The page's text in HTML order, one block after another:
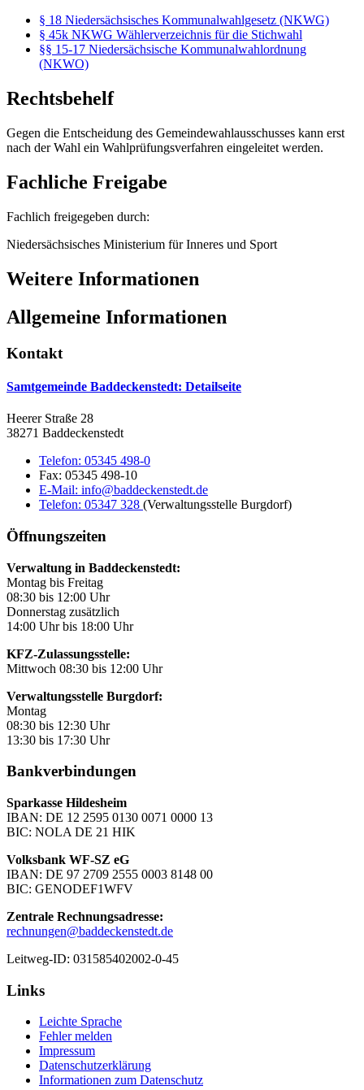
§ 18 Niedersächsisches Kommunalwahlgesetz (NKWG)
§ 45k NKWG Wählerverzeichnis für die Stichwahl
§§ 15-17 Niedersächsische Kommunalwahlordnung
(NKWO)
Rechtsbehelf
Gegen die Entscheidung des Gemeindewahlausschusses kann erst
nach der Wahl ein Wahlprüfungsverfahren eingeleitet werden.
Fachliche Freigabe
Fachlich freigegeben durch:
Niedersächsisches Ministerium für Inneres und Sport
Weitere Informationen
Allgemeine Informationen
Kontakt
Samtgemeinde Baddeckenstedt: Detailseite
Heerer Straße 28
38271 Baddeckenstedt
Telefon: 05345 498-0
Fax: 05345 498-10
E-Mail: info@baddeckenstedt.de
Telefon: 05347 328 (Verwaltungsstelle Burgdorf)
Öffnungszeiten
Verwaltung in Baddeckenstedt:
Montag bis Freitag
08:30 bis 12:00 Uhr
Donnerstag zusätzlich
14:00 Uhr bis 18:00 Uhr
KFZ-Zulassungsstelle:
Mittwoch 08:30 bis 12:00 Uhr
Verwaltungsstelle Burgdorf:
Montag
08:30 bis 12:30 Uhr
13:30 bis 17:30 Uhr
Bankverbindungen
Sparkasse Hildesheim
IBAN: DE 12 2595 0130 0071 0000 13
BIC: NOLA DE 21 HIK
Volksbank WF-SZ eG
IBAN: DE 97 2709 2555 0003 8148 00
BIC: GENODEF1WFV
Zentrale Rechnungsadresse:
rechnungen@baddeckenstedt.de
Leitweg-ID: 031585402002-0-45
Links
Leichte Sprache
Fehler melden
Impressum
Datenschutzerklärung
Informationen zum Datenschutz